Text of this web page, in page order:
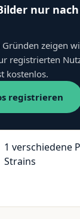
nur nach
zeigen
registrierten
kostenlos.
registrieren
1 verschiedene
Strains